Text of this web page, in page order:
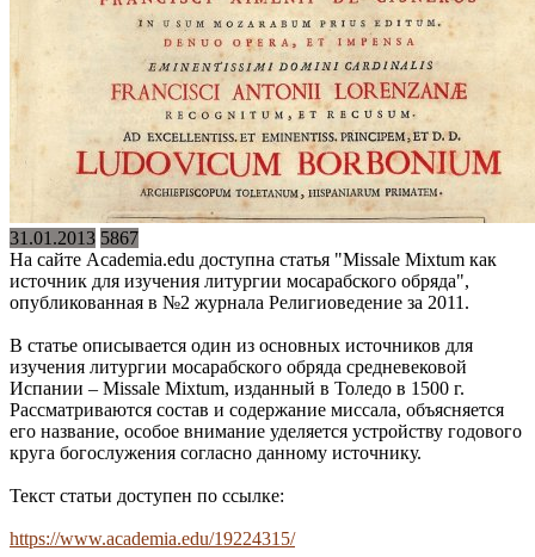
31.01.2013 5867
На сайте Academia.edu доступна статья "Missale Mixtum как
источник для изучения литургии мосарабского обряда",
опубликованная в №2 журнала Религиоведение за 2011.
В статье описывается один из основных источников для
изучения литургии мосарабского обряда средневековой
Испании – Missale Mixtum, изданный в Толедо в 1500 г.
Рассматриваются состав и содержание миссала, объясняется
его название, особое внимание уделяется устройству годового
круга богослужения согласно данному источнику.
Текст статьи доступен по ссылке:
https://www.academia.edu/19224315/